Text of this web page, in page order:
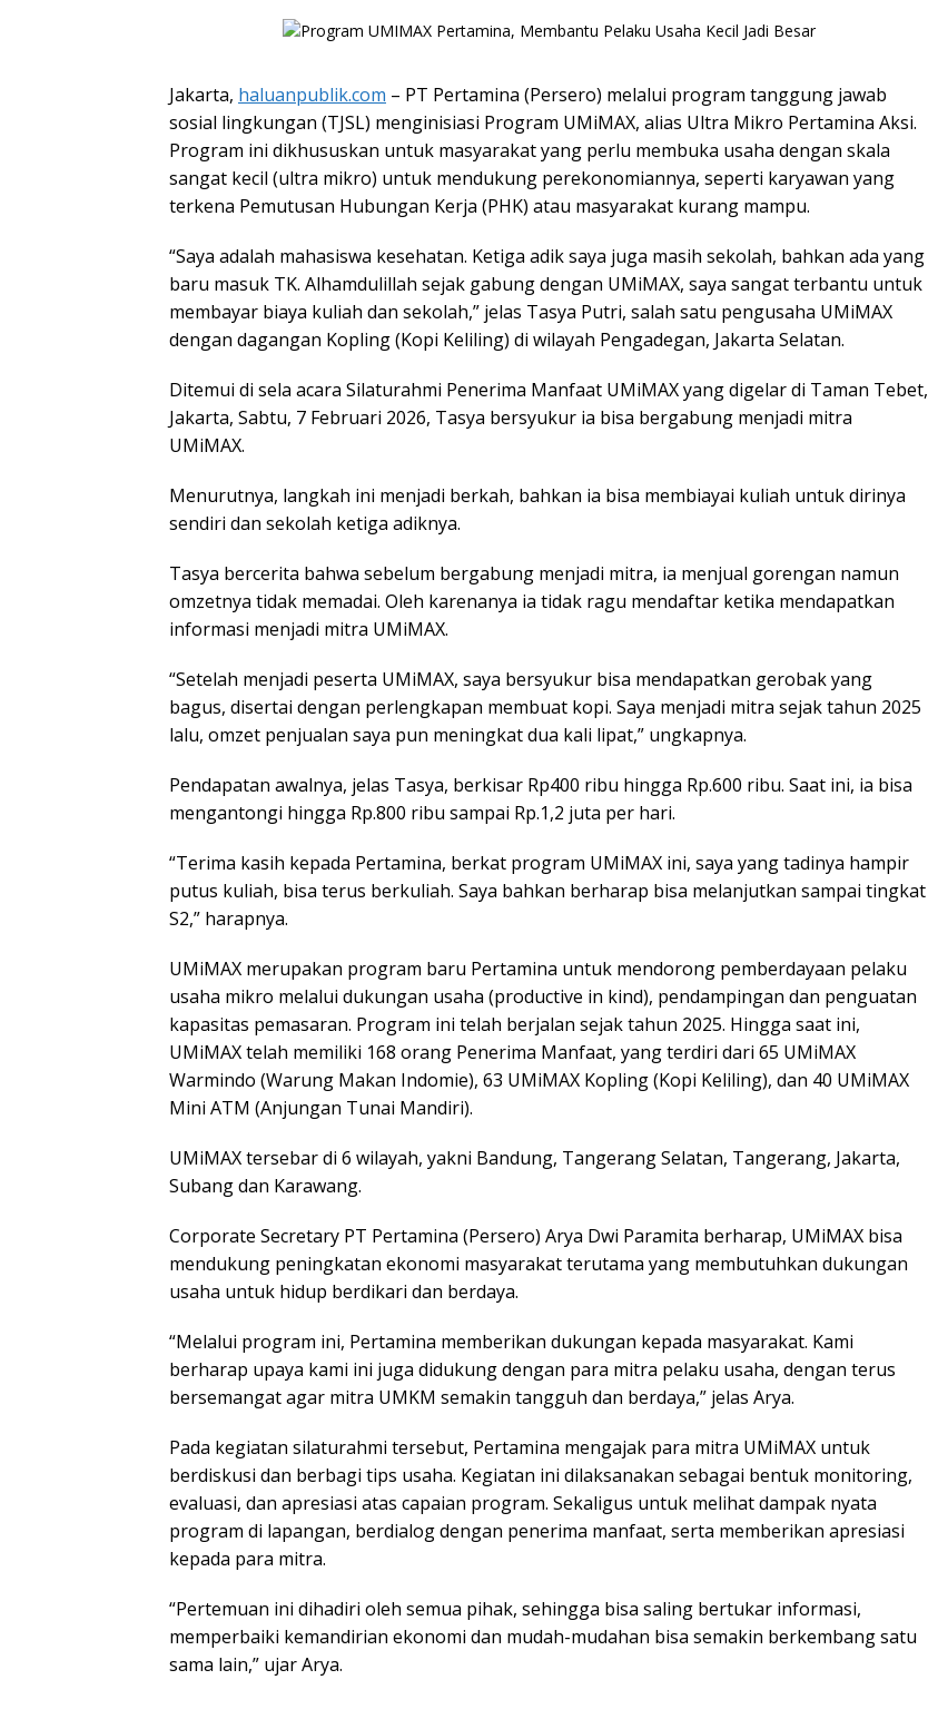
Jakarta, haluanpublik.com – PT Pertamina (Persero) melalui program tanggung jawab
sosial lingkungan (TJSL) menginisiasi Program UMiMAX, alias Ultra Mikro Pertamina Aksi.
Program ini dikhususkan untuk masyarakat yang perlu membuka usaha dengan skala
sangat kecil (ultra mikro) untuk mendukung perekonomiannya, seperti karyawan yang
terkena Pemutusan Hubungan Kerja (PHK) atau masyarakat kurang mampu.
“Saya adalah mahasiswa kesehatan. Ketiga adik saya juga masih sekolah, bahkan ada yang
baru masuk TK. Alhamdulillah sejak gabung dengan UMiMAX, saya sangat terbantu untuk
membayar biaya kuliah dan sekolah,” jelas Tasya Putri, salah satu pengusaha UMiMAX
dengan dagangan Kopling (Kopi Keliling) di wilayah Pengadegan, Jakarta Selatan.
Ditemui di sela acara Silaturahmi Penerima Manfaat UMiMAX yang digelar di Taman Tebet,
Jakarta, Sabtu, 7 Februari 2026, Tasya bersyukur ia bisa bergabung menjadi mitra
UMiMAX.
Menurutnya, langkah ini menjadi berkah, bahkan ia bisa membiayai kuliah untuk dirinya
sendiri dan sekolah ketiga adiknya.
Tasya bercerita bahwa sebelum bergabung menjadi mitra, ia menjual gorengan namun
omzetnya tidak memadai. Oleh karenanya ia tidak ragu mendaftar ketika mendapatkan
informasi menjadi mitra UMiMAX.
“Setelah menjadi peserta UMiMAX, saya bersyukur bisa mendapatkan gerobak yang
bagus, disertai dengan perlengkapan membuat kopi. Saya menjadi mitra sejak tahun 2025
lalu, omzet penjualan saya pun meningkat dua kali lipat,” ungkapnya.
Pendapatan awalnya, jelas Tasya, berkisar Rp400 ribu hingga Rp.600 ribu. Saat ini, ia bisa
mengantongi hingga Rp.800 ribu sampai Rp.1,2 juta per hari.
“Terima kasih kepada Pertamina, berkat program UMiMAX ini, saya yang tadinya hampir
putus kuliah, bisa terus berkuliah. Saya bahkan berharap bisa melanjutkan sampai tingkat
S2,” harapnya.
UMiMAX merupakan program baru Pertamina untuk mendorong pemberdayaan pelaku
usaha mikro melalui dukungan usaha (productive in kind), pendampingan dan penguatan
kapasitas pemasaran. Program ini telah berjalan sejak tahun 2025. Hingga saat ini,
UMiMAX telah memiliki 168 orang Penerima Manfaat, yang terdiri dari 65 UMiMAX
Warmindo (Warung Makan Indomie), 63 UMiMAX Kopling (Kopi Keliling), dan 40 UMiMAX
Mini ATM (Anjungan Tunai Mandiri).
UMiMAX tersebar di 6 wilayah, yakni Bandung, Tangerang Selatan, Tangerang, Jakarta,
Subang dan Karawang.
Corporate Secretary PT Pertamina (Persero) Arya Dwi Paramita berharap, UMiMAX bisa
mendukung peningkatan ekonomi masyarakat terutama yang membutuhkan dukungan
usaha untuk hidup berdikari dan berdaya.
“Melalui program ini, Pertamina memberikan dukungan kepada masyarakat. Kami
berharap upaya kami ini juga didukung dengan para mitra pelaku usaha, dengan terus
bersemangat agar mitra UMKM semakin tangguh dan berdaya,” jelas Arya.
Pada kegiatan silaturahmi tersebut, Pertamina mengajak para mitra UMiMAX untuk
berdiskusi dan berbagi tips usaha. Kegiatan ini dilaksanakan sebagai bentuk monitoring,
evaluasi, dan apresiasi atas capaian program. Sekaligus untuk melihat dampak nyata
program di lapangan, berdialog dengan penerima manfaat, serta memberikan apresiasi
kepada para mitra.
“Pertemuan ini dihadiri oleh semua pihak, sehingga bisa saling bertukar informasi,
memperbaiki kemandirian ekonomi dan mudah-mudahan bisa semakin berkembang satu
sama lain,” ujar Arya.